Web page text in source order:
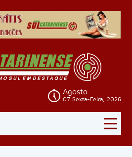
Agosto
07 Sexta-Feira, 2026